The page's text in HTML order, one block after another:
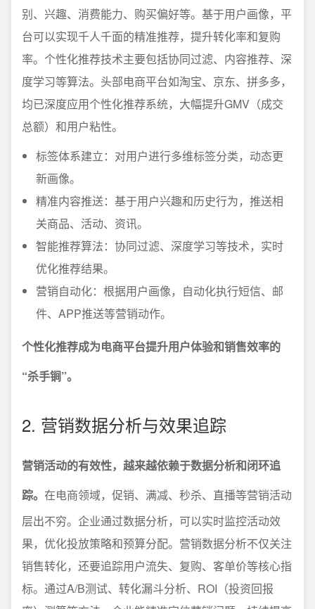
别、兴趣、消费能力、购买偏好等。基于用户画像，平
台可以实现千人千面的精准推荐，提升转化率和复购
率。个性化推荐技术主要包括协同过滤、内容推荐、深
度学习等算法。头部电商平台如淘宝、京东、拼多多，
均已深度应用个性化推荐系统，大幅提升GMV（成交
总额）和用户粘性。
标签体系建立：对用户进行多维标签分类，动态更
新画像。
精准内容推送：基于用户兴趣和历史行为，推送相
关商品、活动、资讯。
智能推荐算法：协同过滤、深度学习等技术，实时
优化推荐结果。
营销自动化：根据用户画像，自动化执行短信、邮
件、APP推送等营销动作。
个性化推荐成为电商平台提升用户体验和销售效率的
“杀手锏”。
2. 营销数据分析与效果追踪
营销活动的有效性，越来越依赖于数据分析和闭环追
踪。 在电商领域，促销、满减、秒杀、直播等营销活动
层出不穷。企业通过数据分析，可以实时监控活动效
果，优化投放策略和预算分配。营销数据分析不仅关注
销售转化，还要追踪用户流失、复购、客单价等核心指
标。通过A/B测试、转化漏斗分析、ROI（投资回报